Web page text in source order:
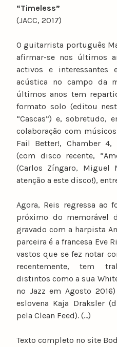
“Timeless”
(JACC, 2017)
O guitarrista português
afirmar-se nos últimos
activos e interessantes
acústica no campo da
últimos anos tem
formato solo (editou
“Cascas”) e, sobretudo,
colaboração com
Fail Better!, Chamber 4,
(com disco recente,
(Carlos Zíngaro, Miguel
atenção a este disco!),
Agora, Reis regressa ao
próximo do memorável
gravado com a harpista
parceira é a francesa Eve
vastos que se fez notar
recentemente, tem
distintos como a sua
no Jazz em Agosto
eslovena Kaja Draksler
pela Clean Feed). (…)
Texto completo no site